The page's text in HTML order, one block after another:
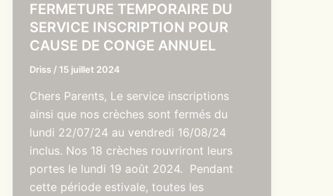
FERMETURE TEMPORAIRE DU
SERVICE INSCRIPTION POUR
CAUSE DE CONGE ANNUEL
Driss / 15 juillet 2024
Chers Parents, Le service inscriptions
ainsi que nos crèches sont fermés du
lundi 22/07/24 au vendredi 16/08/24
inclus. Nos 18 crèches rouvriront leurs
portes le lundi 19 août 2024. Pendant
cette période estivale, toutes les